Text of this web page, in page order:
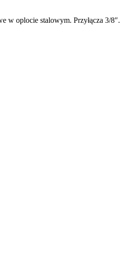
w oplocie stalowym. Przyłącza 3/8″.